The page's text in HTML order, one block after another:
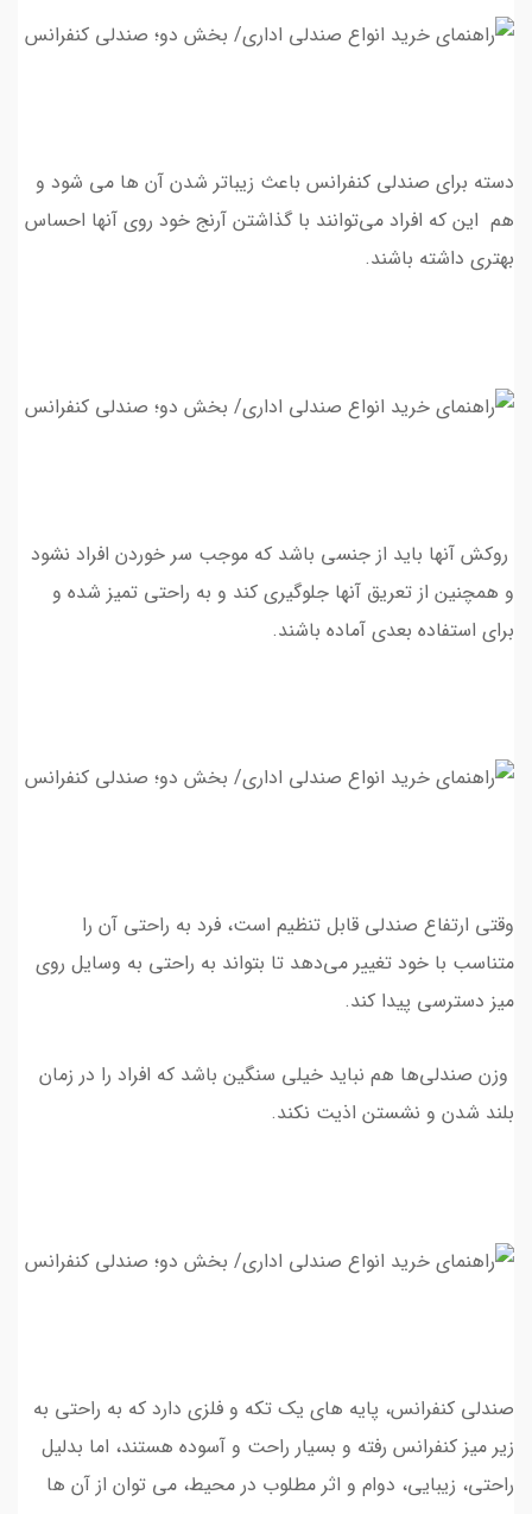
دسته برای صندلی‌ کنفرانس باعث زيباتر شدن آن ها مي شود و
هم این که افراد می‌توانند با گذاشتن آرنج خود روی آنها احساس
بهتري داشته باشند.
روکش‌ آنها باید از جنسی باشد که موجب سر خوردن افراد نشود
و همچنین از تعریق آنها جلوگیری کند و به راحتي تميز شده و
براي استفاده بعدي آماده باشند.
وقتی ارتفاع صندلی قابل تنظیم است، فرد به راحتی آن را
متناسب با خود تغییر می‌دهد تا بتواند به راحتی به وسایل روی
میز دسترسی پیدا کند.
وزن صندلی‌ها هم نباید خیلی سنگین باشد که افراد را در زمان
بلند شدن و نشستن اذیت نکند.
صندلی کنفرانس، پایه های یک تکه و فلزی دارد که به راحتی به
زیر میز کنفرانس رفته و بسیار راحت و آسوده هستند، اما بدلیل
راحتی، زیبایی، دوام و اثر مطلوب در محیط، مي توان از آن ها